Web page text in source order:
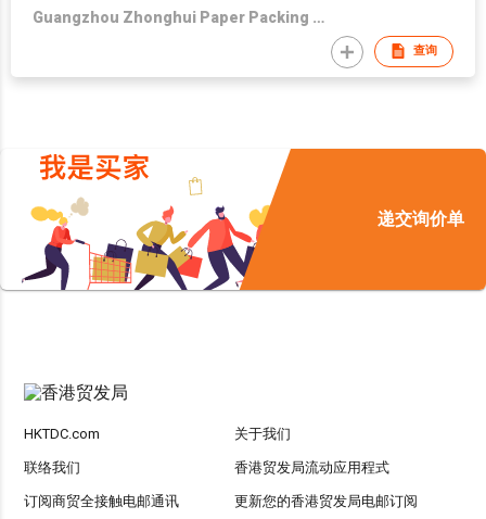
Guangzhou Zhonghui Paper Packing Ltd Co
查询
递交询价单
HKTDC.com 关于我们
联络我们 香港贸发局流动应用程式
订阅商贸全接触电邮通讯 更新您的香港贸发局电邮订阅